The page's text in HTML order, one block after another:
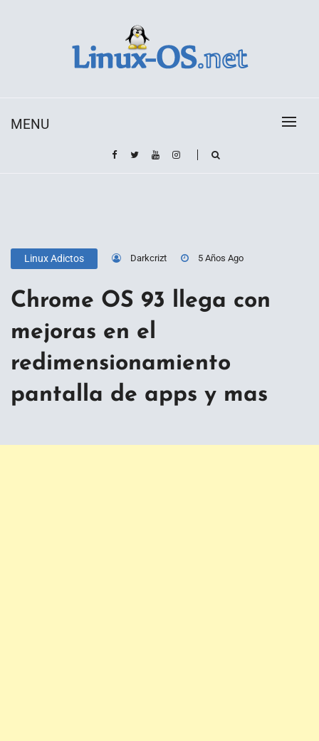
MENU
Linux Adictos Darkcrizt 5 Años Ago
Chrome OS 93 llega con
mejoras en el
redimensionamiento
pantalla de apps y mas